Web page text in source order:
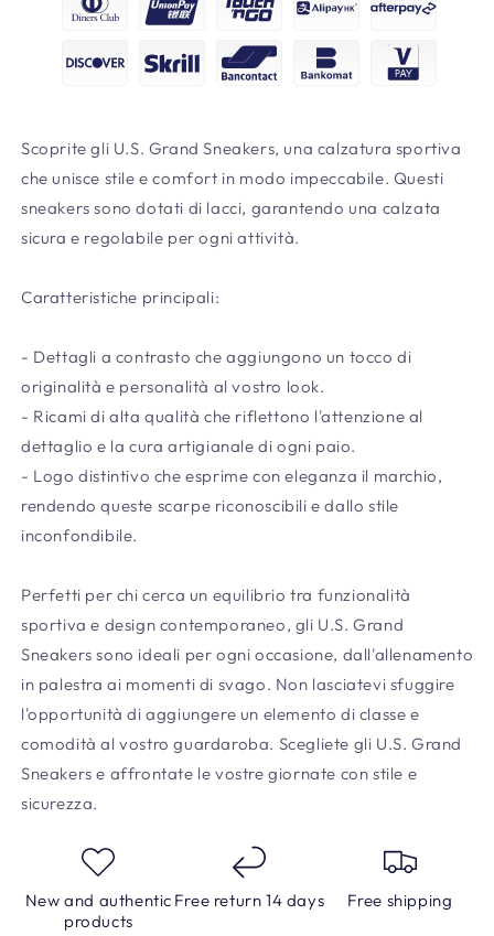
Scoprite gli U.S. Grand Sneakers, una calzatura sportiva
che unisce stile e comfort in modo impeccabile. Questi
sneakers sono dotati di lacci, garantendo una calzata
sicura e regolabile per ogni attività.
Caratteristiche principali:
- Dettagli a contrasto che aggiungono un tocco di
originalità e personalità al vostro look.
- Ricami di alta qualità che riflettono l'attenzione al
dettaglio e la cura artigianale di ogni paio.
- Logo distintivo che esprime con eleganza il marchio,
rendendo queste scarpe riconoscibili e dallo stile
inconfondibile.
Perfetti per chi cerca un equilibrio tra funzionalità
sportiva e design contemporaneo, gli U.S. Grand
Sneakers sono ideali per ogni occasione, dall'allenamento
in palestra ai momenti di svago. Non lasciatevi sfuggire
l'opportunità di aggiungere un elemento di classe e
comodità al vostro guardaroba. Scegliete gli U.S. Grand
Sneakers e affrontate le vostre giornate con stile e
sicurezza.
New and authentic
products
Free return 14 days Free shipping